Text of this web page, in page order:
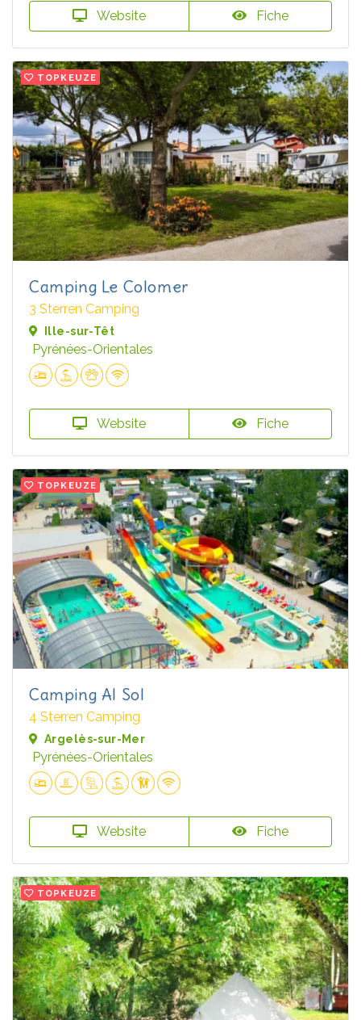
Website Fiche
TOPKEUZE
Camping Le Colomer
3 Sterren Camping
Ille-sur-Têt
Pyrénées-Orientales
Website Fiche
TOPKEUZE
Camping Al Sol
4 Sterren Camping
Argelès-sur-Mer
Pyrénées-Orientales
Website Fiche
TOPKEUZE